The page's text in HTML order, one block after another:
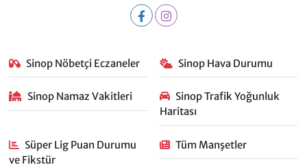
Sinop Nöbetçi Eczaneler Sinop Hava Durumu
Sinop Namaz Vakitleri
Sinop Trafik Yoğunluk
Haritası
Süper Lig Puan Durumu
ve Fikstür
Tüm Manşetler